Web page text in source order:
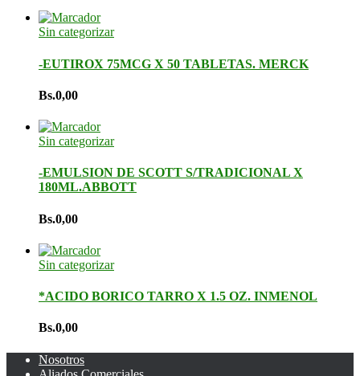
Sin categorizar
-EUTIROX 75MCG X 50 TABLETAS. MERCK
Bs.0,00
Sin categorizar
-EMULSION DE SCOTT S/TRADICIONAL X
180ML.ABBOTT
Bs.0,00
Sin categorizar
*ACIDO BORICO TARRO X 1.5 OZ. INMENOL
Bs.0,00
Nosotros